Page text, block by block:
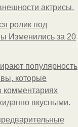
актрисы.
ролик под
Изменились за 20
популярность
которые
комментариях
вкусными.